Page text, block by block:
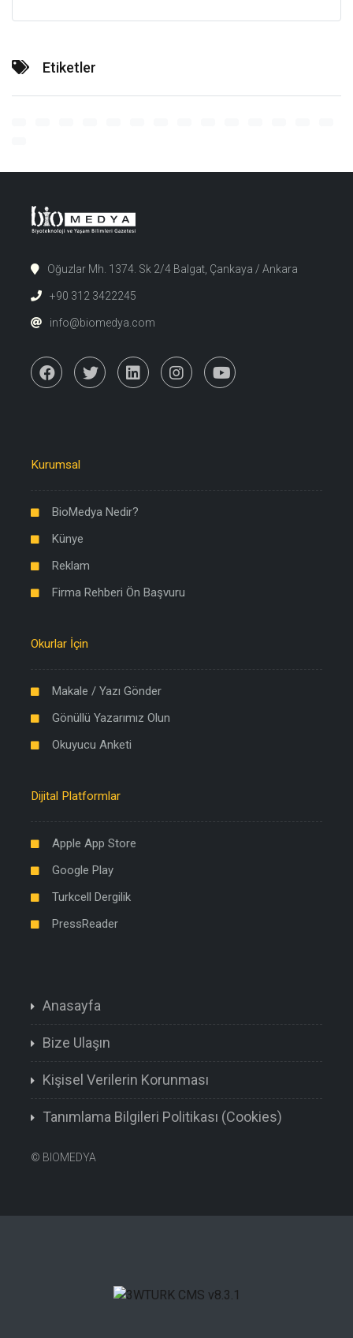
Etiketler
Oğuzlar Mh. 1374. Sk 2/4 Balgat, Çankaya / Ankara
+90 312 3422245
info@biomedya.com
Kurumsal
BioMedya Nedir?
Künye
Reklam
Firma Rehberi Ön Başvuru
Okurlar İçin
Makale / Yazı Gönder
Gönüllü Yazarımız Olun
Okuyucu Anketi
Dijital Platformlar
Apple App Store
Google Play
Turkcell Dergilik
PressReader
Anasayfa
Bize Ulaşın
Kişisel Verilerin Korunması
Tanımlama Bilgileri Politikası (Cookies)
© BIOMEDYA